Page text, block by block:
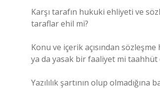
Karşı tarafın hukuki ehliyeti ve
taraflar ehil mi?
Konu ve içerik açısından
ya da yasak bir faaliyet mi taahhüt
Yazılılık şartının olup